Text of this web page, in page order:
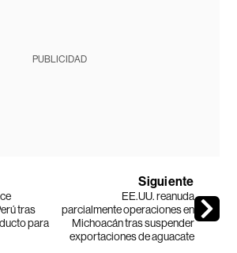
PUBLICIDAD
tras
para
Siguiente
EE.UU. reanuda
parcialmente operaciones en
Michoacán tras suspender
exportaciones de aguacate